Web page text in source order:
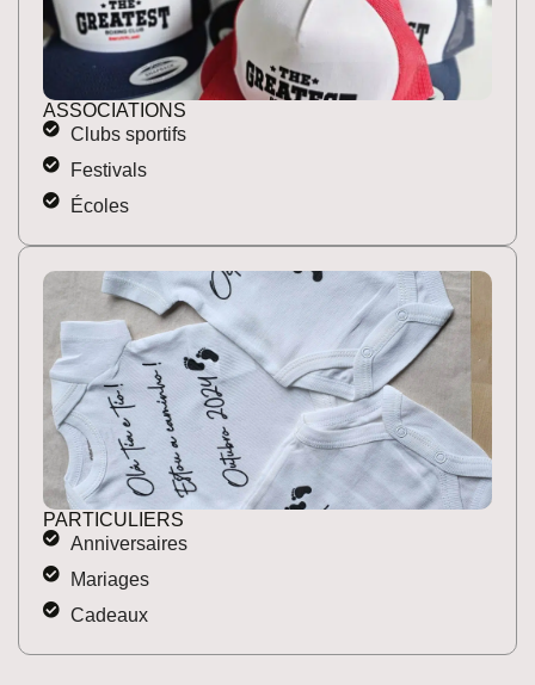
ASSOCIATIONS
Clubs sportifs
Festivals
Écoles
PARTICULIERS
Anniversaires
Mariages
Cadeaux